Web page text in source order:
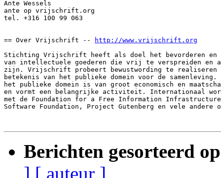
Ante Wessels
ante op vrijschrift.org
tel. +316 100 99 063
== Over Vrijschrift --
http://www.vrijschrift.org
Stichting Vrijschrift heeft als doel het bevorderen en
van intellectuele goederen die vrij te verspreiden en
zijn. Vrijschrift probeert bewustwording te realiseren
betekenis van het publieke domein voor de samenleving.
het publieke domein is van groot economisch en
en vormt een belangrijke activiteit. Internationaal
met de Foundation for a Free Information
Software Foundation, Project Gutenberg en vele andere
Berichten gesorteerd
] [ auteur ]